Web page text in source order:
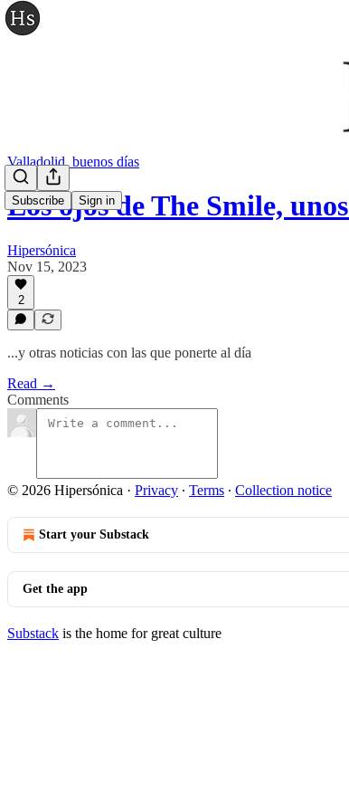
Subscribe Sign in
Valladolid, buenos días
Los ojos de The Smile,
Hipersónica
Nov 15, 2023
2
...y otras noticias con las que ponerte al día
Read →
Comments
© 2026 Hipersónica · Privacy ∙ Terms ∙ Collection notice
Start your Substack
Get the app
Substack is the home for great culture